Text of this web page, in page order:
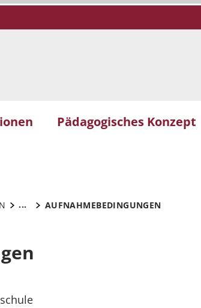
Pädagogisches Konzept
... AUFNAHMEBEDINGUNGEN